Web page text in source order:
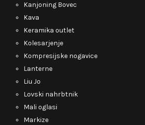
Kanjoning Bovec
Kava
Keramika outlet
Kolesarjenje
Kompresijske nogavice
Lanterne
Liu Jo
Lovski nahrbtnik
Mali oglasi
Markize